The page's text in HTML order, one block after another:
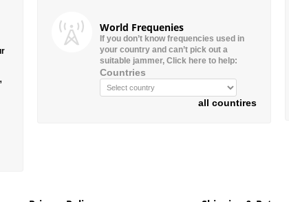
World Frequenies
If you don’t know frequencies used in
your country and can’t pick out a
suitable jammer, Click here to help:
Countries
all countires